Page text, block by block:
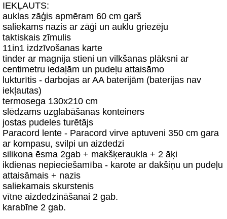
IEKĻAUTS:
auklas zāģis apmēram 60 cm garš
saliekams nazis ar zāģi un auklu griezēju
taktiskais zīmulis
11in1 izdzīvošanas karte
tinder ar magnija stieni un vilkšanas plāksni ar
centimetru iedaļām un pudeļu attaisāmo
lukturītis - darbojas ar AA baterijām (baterijas nav
iekļautas)
termosega 130x210 cm
slēdzams uzglabāšanas konteiners
jostas pudeles turētājs
Paracord lente - Paracord virve aptuveni 350 cm gara
ar kompasu, svilpi un aizdedzi
silikona ēsma 2gab + makšķeraukla + 2 āķi
ikdienas nepieciešamība - karote ar dakšiņu un pudeļu
attaisāmais + nazis
saliekamais skurstenis
vītne aizdedzināšanai 2 gab.
karabīne 2 gab.